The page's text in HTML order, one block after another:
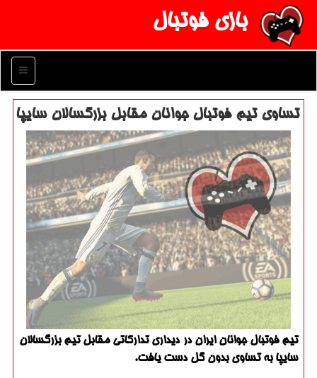
بازی فوتبال
منو
تساوی تیم فوتبال جوانان مقابل بزرگسالان سایپا
تیم فوتبال جوانان ایران در دیداری تداركاتی مقابل تیم بزرگسالان
سایپا به تساوی بدون گل دست یافت.